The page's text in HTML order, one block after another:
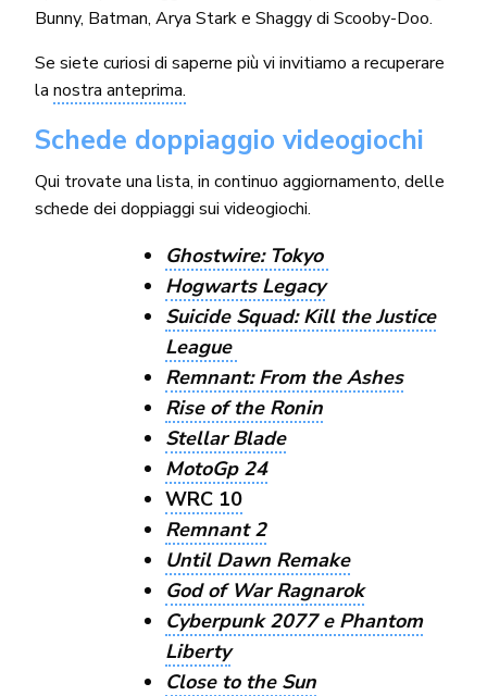
Bunny, Batman, Arya Stark e Shaggy di Scooby-Doo.
Se siete curiosi di saperne più vi invitiamo a recuperare
la nostra anteprima.
Schede doppiaggio videogiochi
Qui trovate una lista, in continuo aggiornamento, delle
schede dei doppiaggi sui videogiochi.
Ghostwire: Tokyo
Hogwarts Legacy
Suicide Squad: Kill the Justice
League
Remnant: From the Ashes
Rise of the Ronin
Stellar Blade
MotoGp 24
WRC 10
Remnant 2
Until Dawn Remake
God of War Ragnarok
Cyberpunk 2077 e Phantom
Liberty
Close to the Sun